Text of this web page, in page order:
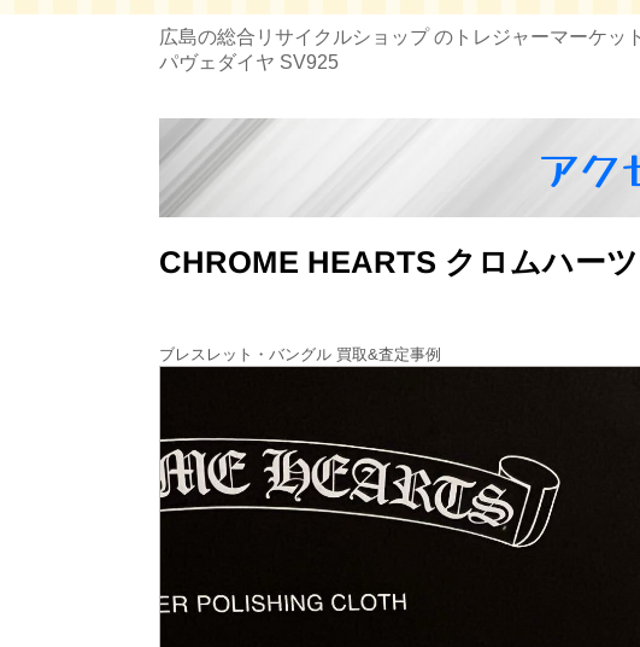
広島の総合リサイクルショップ のトレジャーマーケット
パヴェダイヤ SV925
アク
CHROME HEARTS クロムハー
ブレスレット・バングル 買取&査定事例